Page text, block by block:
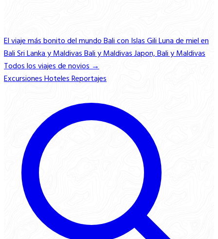
El viaje más bonito del mundoBali con Islas GiliLuna de miel en
BaliSri Lanka y MaldivasBali y MaldivasJapon, Bali y Maldivas
Todos los viajes de novios →
ExcursionesHotelesReportajes